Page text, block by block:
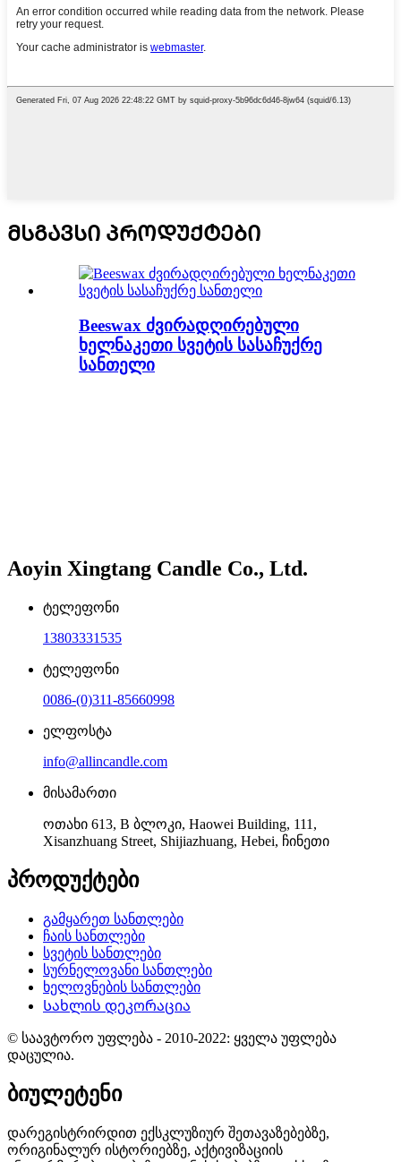
ᲛᲡᲒᲐᲕᲡᲘ ᲞᲠᲝᲓᲣᲥᲢᲔᲑᲘ
Beeswax ძვირადღირებული
ხელნაკეთი სვეტის სასაჩუქრე
სანთელი
Aoyin Xingtang Candle Co., Ltd.
ტელეფონი
13803331535
ტელეფონი
0086-(0)311-85660998
ელფოსტა
info@allincandle.com
მისამართი
ოთახი 613, B ბლოკი, Haowei Building, 111,
Xisanzhuang Street, Shijiazhuang, Hebei, ჩინეთი
პროდუქტები
გამყარეთ სანთლები
ჩაის სანთლები
სვეტის სანთლები
სურნელოვანი სანთლები
ხელოვნების სანთლები
Სახლის დეკორაცია
© საავტორო უფლება - 2010-2022: ყველა უფლება
დაცულია.
ბიულეტენი
დარეგისტრირდით ექსკლუზიურ შეთავაზებებზე,
ორიგინალურ ისტორიებზე, აქტივიზაციის